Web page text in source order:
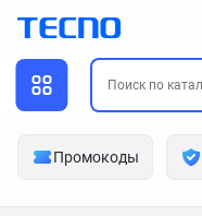
Промокоды